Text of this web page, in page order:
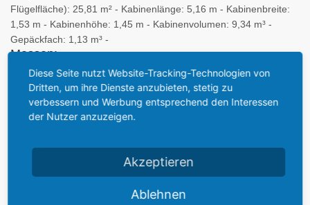
Flügelfläche): 25,81 m² - Kabinenlänge: 5,16 m - Kabinenbreite:
1,53 m - Kabinenhöhe: 1,45 m - Kabinenvolumen: 9,34 m³ -
Gepäckfach: 1,13 m³ -
Massen:
Leermasse: 2.600 kg - max. Nutzlast: 1.410 kg - max. nutzbarer
Kraftstoff: 1.226 kg (1.522 Liter) - max. Startmass: 4.500 kg -
max. Landemasse: 4.500 kg -
Flugleistungen:
Überziehgeschwindigkeit:: 121 km/h - Reiseflughöhe: 9.150 m -
Steigrate: 9,8 m/s - Startrollstrecke: 450 m - Landestrecke: 560 m
Diese Seite nutzt Website-Tracking-Technologien von
Dritten, um ihre Dienste anzubieten, stetig zu
verbessern und Werbung entsprechend den Interessen
der Nutzer anzuzeigen.
Akzeptieren
Ablehnen